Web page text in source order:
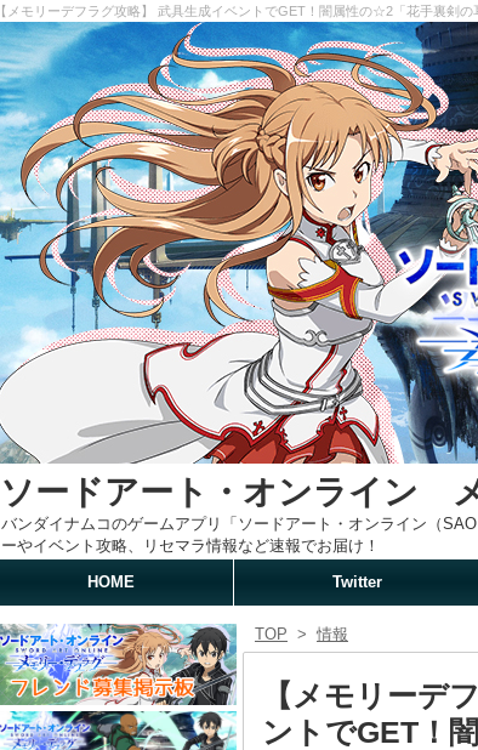
【メモリーデフラグ攻略】 武具生成イベントでGET！闇属性の☆2「花手裏剣
ソードアート・オンライン
バンダイナムコのゲームアプリ「ソードアート・オンライン（
ーやイベント攻略、リセマラ情報など速報でお届け！
HOME
Twitter
TOP > 情報
【メモリーデ
ントでGET！